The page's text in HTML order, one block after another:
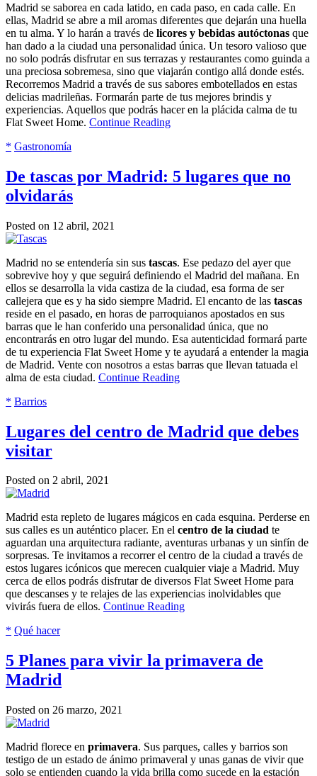
Madrid se saborea en cada latido, en cada paso, en cada calle. En
ellas, Madrid se abre a mil aromas diferentes que dejarán una huella
en tu alma. Y lo harán a través de licores y bebidas autóctonas que
han dado a la ciudad una personalidad única. Un tesoro valioso que
no solo podrás disfrutar en sus terrazas y restaurantes como guinda a
una preciosa sobremesa, sino que viajarán contigo allá donde estés.
Recorremos Madrid a través de sus sabores embotellados en estas
delicias madrileñas. Formarán parte de tus mejores brindis y
experiencias. Aquellos que podrás hacer en la plácida calma de tu
Flat Sweet Home. Continue Reading
* Gastronomía
De tascas por Madrid: 5 lugares que no
olvidarás
Posted on 12 abril, 2021
Madrid no se entendería sin sus tascas. Ese pedazo del ayer que
sobrevive hoy y que seguirá definiendo el Madrid del mañana. En
ellos se desarrolla la vida castiza de la ciudad, esa forma de ser
callejera que es y ha sido siempre Madrid. El encanto de las tascas
reside en el pasado, en horas de parroquianos apostados en sus
barras que le han conferido una personalidad única, que no
encontrarás en otro lugar del mundo. Esa autenticidad formará parte
de tu experiencia Flat Sweet Home y te ayudará a entender la magia
de Madrid. Vente con nosotros a estas barras que llevan tatuada el
alma de esta ciudad. Continue Reading
* Barrios
Lugares del centro de Madrid que debes
visitar
Posted on 2 abril, 2021
Madrid esta repleto de lugares mágicos en cada esquina. Perderse en
sus calles es un auténtico placer. En el centro de la ciudad te
aguardan una arquitectura radiante, aventuras urbanas y un sinfín de
sorpresas. Te invitamos a recorrer el centro de la ciudad a través de
estos lugares icónicos que merecen cualquier viaje a Madrid. Muy
cerca de ellos podrás disfrutar de diversos Flat Sweet Home para
que descanses y te relajes de las experiencias inolvidables que
vivirás fuera de ellos. Continue Reading
* Qué hacer
5 Planes para vivir la primavera de
Madrid
Posted on 26 marzo, 2021
Madrid florece en primavera. Sus parques, calles y barrios son
testigo de un estado de ánimo primaveral y unas ganas de vivir que
solo se entienden cuando la vida brilla como sucede en la estación